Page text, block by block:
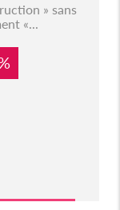
» sans
«...